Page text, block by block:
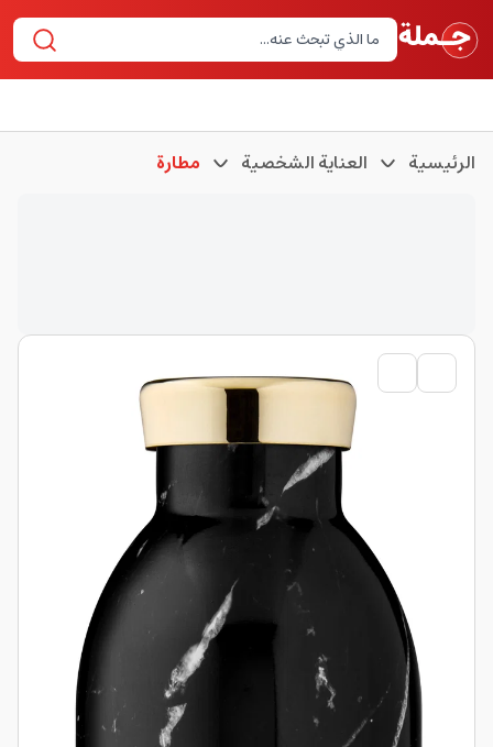
الرئيسية العناية الشخصية مطارة